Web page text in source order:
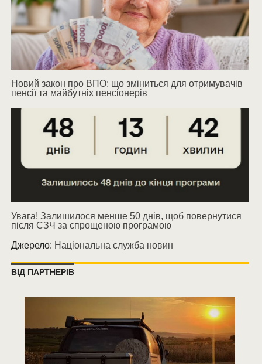
Новий закон про ВПО: що зміниться для отримувачів
пенсії та майбутніх пенсіонерів
Увага! Залишилося менше 50 днів, щоб повернутися
після СЗЧ за спрощеною програмою
Джерело: Національна служба новин
ВІД ПАРТНЕРІВ